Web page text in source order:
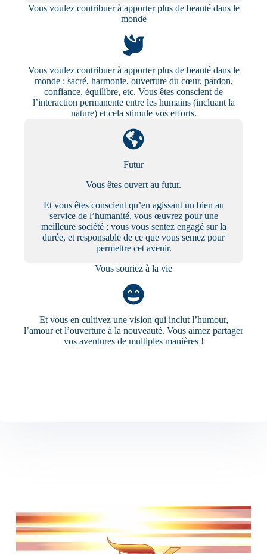
Vous voulez contribuer à apporter plus de beauté dans le
monde
Vous voulez contribuer à apporter plus de beauté dans le
monde : sacré, harmonie, ouverture du cœur, pardon,
confiance, équilibre, etc. Vous êtes conscient de
l’interaction permanente entre les humains (incluant la
nature) et cela stimule vos efforts.
Futur
Vous êtes ouvert au futur.
Et vous êtes conscient qu’en agissant un bien au
service de l’humanité, vous œuvrez pour une
meilleure société ; vous vous sentez engagé sur la
durée, et responsable de ce que vous semez pour
permettre cet avenir.
Vous souriez à la vie
Et vous en cultivez une vision qui inclut l’humour,
l’amour et l’ouverture à la nouveauté. Vous aimez partager
vos aventures de multiples manières !